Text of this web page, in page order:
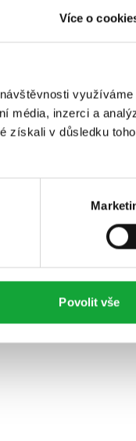
Více o
využíváme
média, inzerci a
získali v důsledku
Povolit vše